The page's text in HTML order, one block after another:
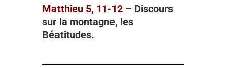
Matthieu 5, 11-12 – Discours
sur la montagne, les
Béatitudes.